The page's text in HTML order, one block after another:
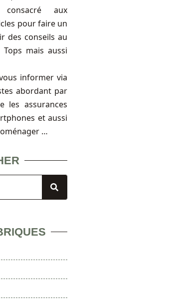
aux
pour faire un
des conseils au
mais aussi
informer via
abordant par
les assurances
et aussi
…